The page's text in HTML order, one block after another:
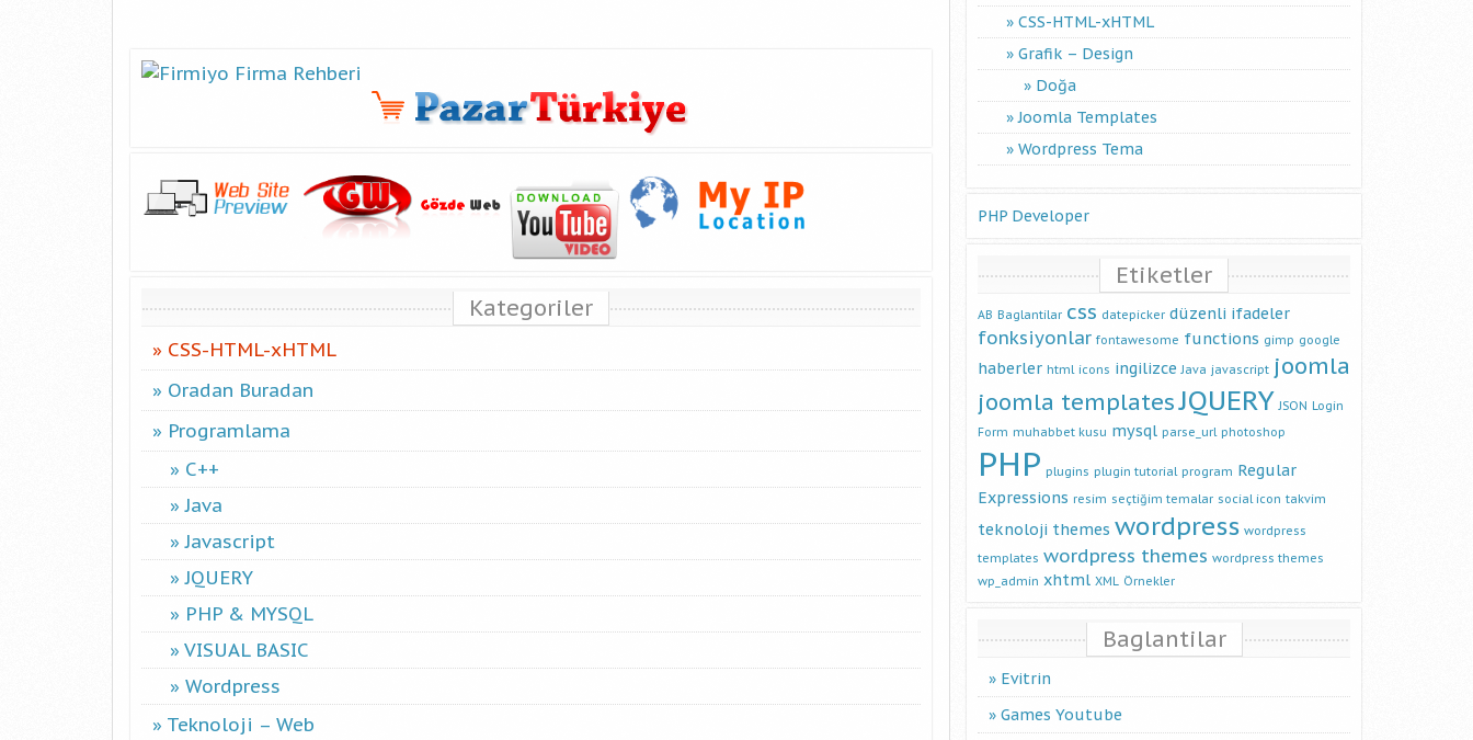
Kategoriler
CSS-HTML-xHTML
Oradan Buradan
Programlama
C++
Java
Javascript
JQUERY
PHP & MYSQL
VISUAL BASIC
Wordpress
Teknoloji – Web
CSS-HTML-xHTML
Grafik – Design
Doğa
Joomla Templates
Wordpress Tema
PHP Developer
Etiketler
AB Baglantilar css datepicker düzenli ifadeler
fonksiyonlar fontawesome functions gimp google
haberler html icons ingilizce Java javascript joomla
joomla templatesJQUERY JSON Login
Form muhabbet kusu mysql parse_url photoshop
PHP plugins plugin tutorial program Regular
Expressions resim seçtiğim temalar social icon takvim
teknoloji themes wordpress wordpress
templates wordpress themes wordpress themes
wp_admin xhtml XML Örnekler
Baglantilar
Evitrin
Games Youtube